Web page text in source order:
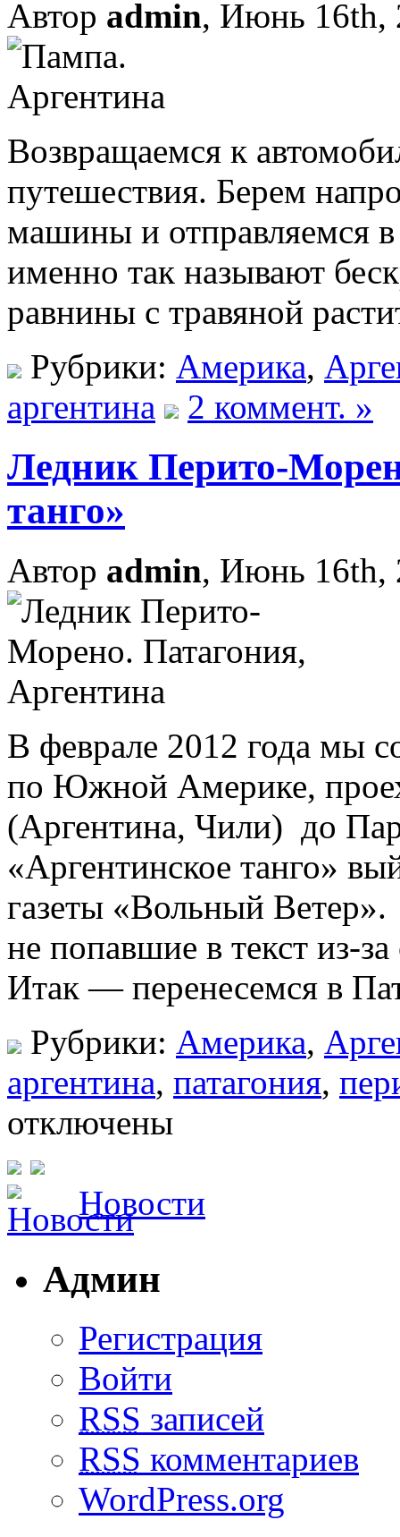
Автор admin, Июнь 16th,
Возвращаемся к
путешествия. Берем
машины и отправляемся
именно так называют
равнины с травяной
Рубрики: Америка,
аргентина
2 коммент. »
Ледник Перито-
танго»
Автор admin, Июнь 16th,
В феврале 2012 года мы
по Южной Америке,
(Аргентина, Чили) до
«Аргентинское танго»
газеты «Вольный
не попавшие в текст из-
Итак — перенесемся в
Рубрики: Америка,
аргентина, патагония,
отключены
Новости
Админ
Регистрация
Войти
RSS записей
RSS комментариев
WordPress.org